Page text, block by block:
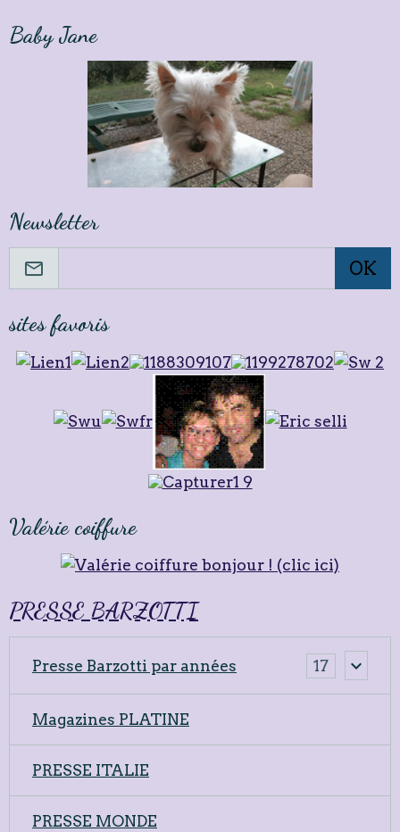
Baby Jane
Newsletter
OK
sites favoris
Valérie coiffure
PRESSE BARZOTTI
Presse Barzotti par années 17
Magazines PLATINE
PRESSE ITALIE
PRESSE MONDE